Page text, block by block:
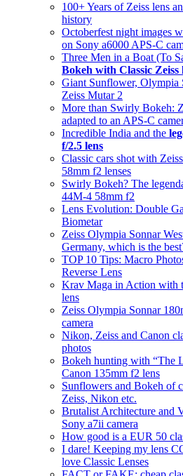
100+ Years of Zeiss lens
history
Octoberfest night images
on Sony a6000 APS-C
Three Men in a Boat (To
Bokeh with Classic Zeiss
Giant Sunflower, Olympia
Zeiss Mutar 2
More than Swirly Bokeh:
adapted to an APS-C
Incredible India and the
f/2.5 lens
Classic cars shot with
58mm f2 lenses
Swirly Bokeh? The
44M-4 58mm f2
Lens Evolution: Double
Biometar
Zeiss Olympia Sonnar
Germany, which is the
TOP 10 Tips: Macro
Reverse Lens
Krav Maga in Action with
lens
Zeiss Olympia Sonnar
camera
Nikon, Zeiss and Canon
photos
Bokeh hunting with “The
Canon 135mm f2 lens
Sunflowers and Bokeh of
Zeiss, Nikon etc.
Brutalist Architecture and
Sony a7ii camera
How good is a EUR 50
I dare! Keeping my lens
love Classic Lenses